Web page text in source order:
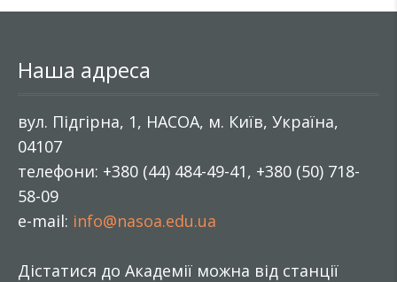
Наша адреса
вул. Підгірна, 1, НАСОА, м. Київ, Україна,
04107
телефони: +380 (44) 484-49-41, +380 (50) 718-
58-09
e-mail: info@nasoa.edu.ua
Дістатися до Академії можна від станції